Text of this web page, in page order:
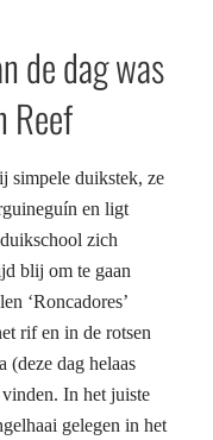
de dag was
Reef
simpele duikstek, ze
en ligt
zich
blij om te gaan
‘Roncadores’
rif en in de rotsen
(deze dag helaas
In het juiste
gelegen in het